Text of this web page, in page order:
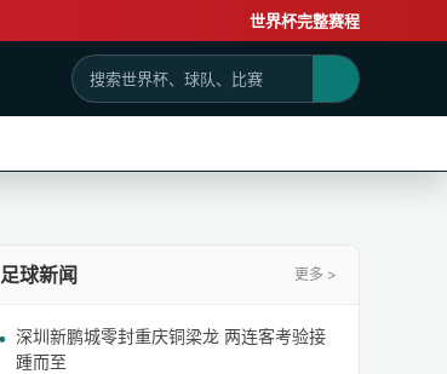
世界杯完整赛程
足球新闻 更多 >
深圳新鹏城零封重庆铜梁龙 两连客考验接
踵而至